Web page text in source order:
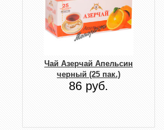
Чай Азерчай Апельсин
черный (25 пак.)
86 руб.